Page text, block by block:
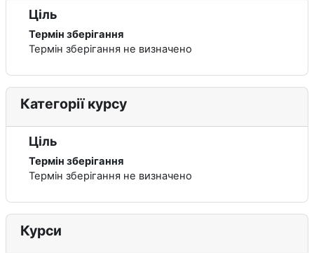
Ціль
Термін зберігання
Термін зберігання не визначено
Категорії курсу
Ціль
Термін зберігання
Термін зберігання не визначено
Курси